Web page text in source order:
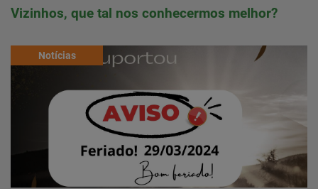
Vizinhos, que tal nos conhecermos melhor?
Notícias